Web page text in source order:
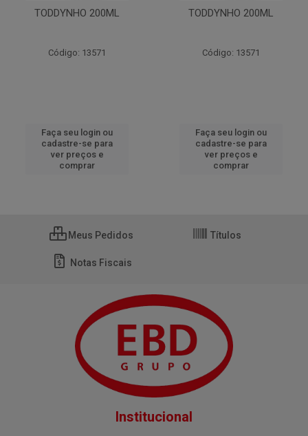
TODDYNHO 200ML
Código: 13571
Faça seu login ou
cadastre-se para
ver preços e
comprar
TODDYNHO 200ML
Código: 13571
Faça seu login ou
cadastre-se para
ver preços e
comprar
Meus Pedidos Títulos
Notas Fiscais
Institucional